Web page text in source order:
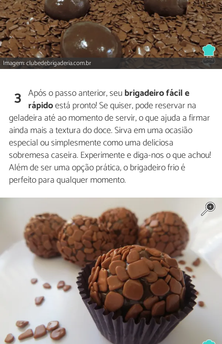
Imagem: clubedebrigaderia.com.br
3 Após o passo anterior, seubrigadeiro fácil e
rápidoestá pronto! Se quiser, pode reservar na
geladeira até ao momento de servir, o que ajuda a firmar
ainda mais a textura do doce. Sirva em uma ocasião
especial ou simplesmente como uma deliciosa
sobremesa caseira. Experimente e diga-nos o que achou!
Além de ser uma opção prática, o brigadeiro frio é
perfeito para qualquer momento.